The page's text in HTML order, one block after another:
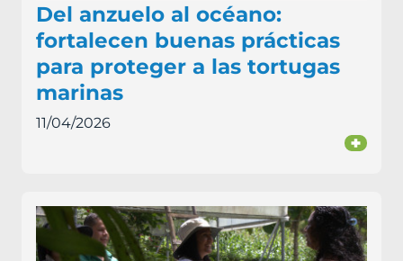
Del anzuelo al océano:
fortalecen buenas prácticas
para proteger a las tortugas
marinas
11/04/2026
+